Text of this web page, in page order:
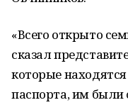
«Всего открыто
сказал
которые
паспорта, им